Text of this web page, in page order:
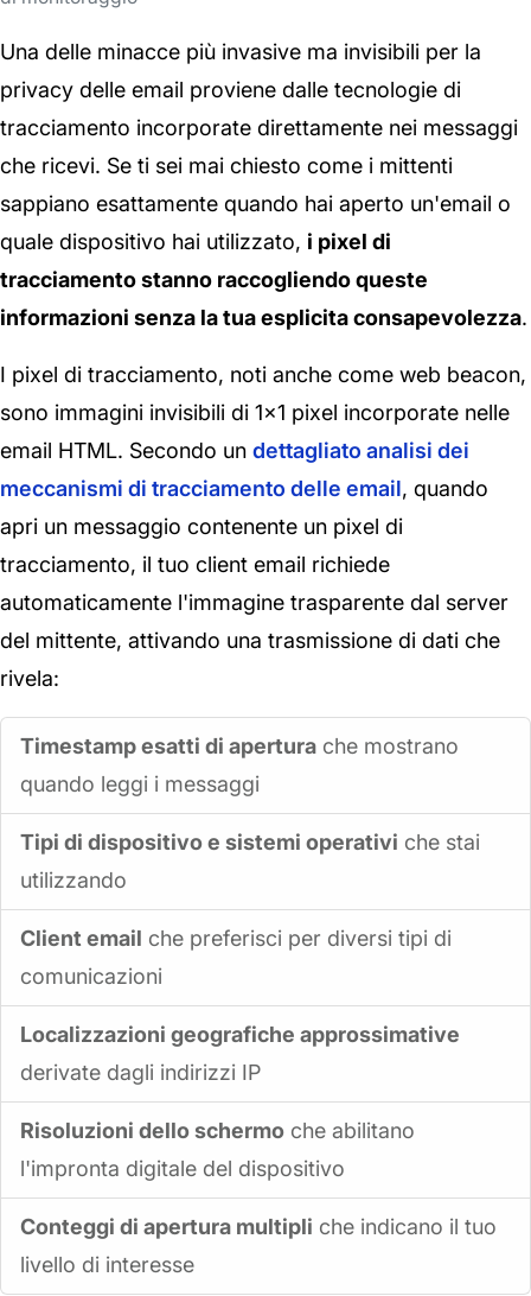
Una delle minacce più invasive ma invisibili per la
privacy delle email proviene dalle tecnologie di
tracciamento incorporate direttamente nei messaggi
che ricevi. Se ti sei mai chiesto come i mittenti
sappiano esattamente quando hai aperto un'email o
quale dispositivo hai utilizzato, i pixel di
tracciamento stanno raccogliendo queste
informazioni senza la tua esplicita consapevolezza.
I pixel di tracciamento, noti anche come web beacon,
sono immagini invisibili di 1x1 pixel incorporate nelle
email HTML. Secondo un dettagliato analisi dei
meccanismi di tracciamento delle email, quando
apri un messaggio contenente un pixel di
tracciamento, il tuo client email richiede
automaticamente l'immagine trasparente dal server
del mittente, attivando una trasmissione di dati che
rivela:
Timestamp esatti di apertura che mostrano
quando leggi i messaggi
Tipi di dispositivo e sistemi operativi che stai
utilizzando
Client email che preferisci per diversi tipi di
comunicazioni
Localizzazioni geografiche approssimative
derivate dagli indirizzi IP
Risoluzioni dello schermo che abilitano
l'impronta digitale del dispositivo
Conteggi di apertura multipli che indicano il tuo
livello di interesse